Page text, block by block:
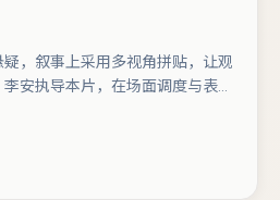
，叙事上采用多视角拼贴，让观
安执导本片，在场面调度与表演
点，赵丽颖则以细节塑造推动谜
高，适合周末一口气追完。